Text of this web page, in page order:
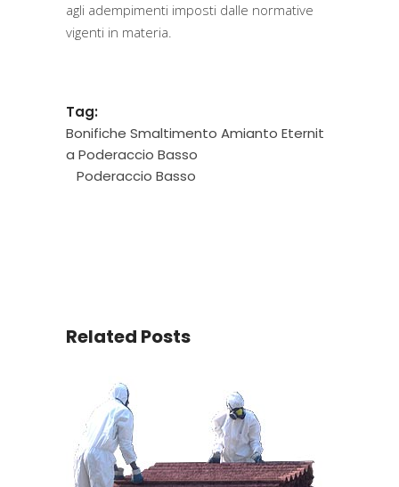
agli adempimenti imposti dalle normative
vigenti in materia.
Tag:
Bonifiche Smaltimento Amianto Eternit
a Poderaccio Basso
Poderaccio Basso
Related Posts